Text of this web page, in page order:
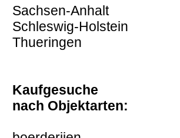
Sachsen-Anhalt
Schleswig-Holstein
Thueringen
Kaufgesuche
nach Objektarten: